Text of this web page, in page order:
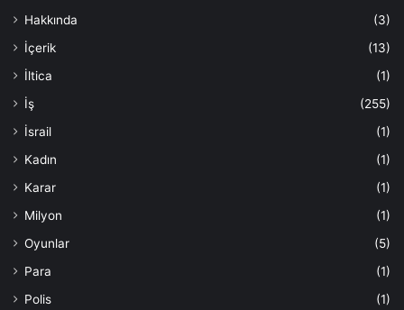
Hakkında
(3)
İçerik
(13)
İltica
(1)
İş
(255)
İsrail
(1)
Kadın
(1)
Karar
(1)
Milyon
(1)
Oyunlar
(5)
Para
(1)
Polis
(1)